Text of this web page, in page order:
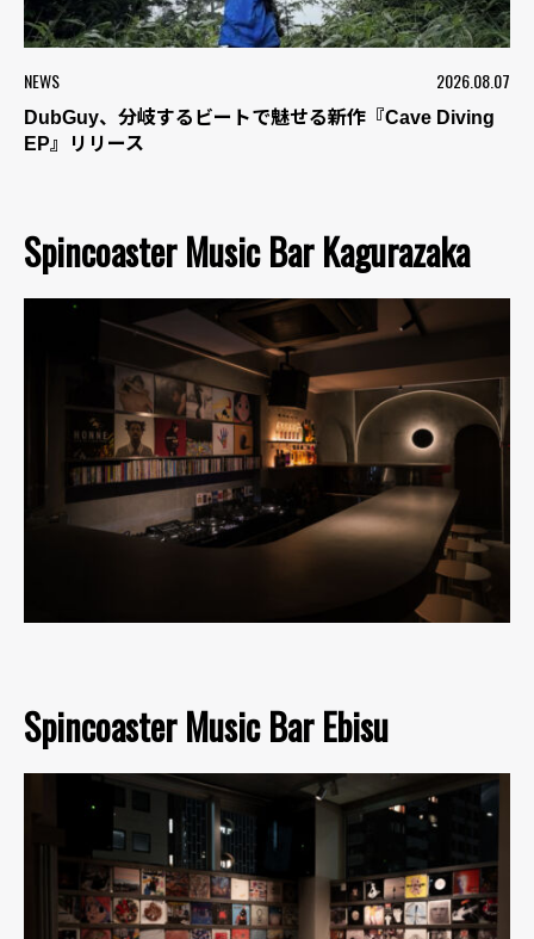
NEWS 2026.08.07
DubGuy、分岐するビートで魅せる新作『Cave Diving
EP』リリース
Spincoaster Music Bar Kagurazaka
Spincoaster Music Bar Ebisu